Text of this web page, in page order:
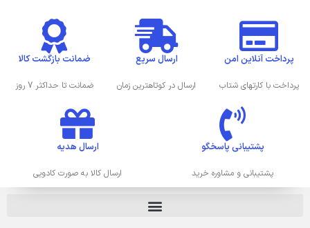
پرداخت آنلاین امن
پرداخت با کارتهای شتاب
ارسال سریع
ارسال در کوتاهترین زمان
ضمانت بازگشت کالا
ضمانت تا حداکثر 7 روز
پشتیبانی پاسخگو
پشتیبانی و مشاوره خرید
ارسال هدیه
ارسال کالا به صورت کادویی